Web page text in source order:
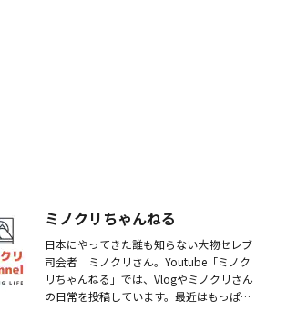
ミノクリちゃんねる
日本にやってきた誰も知らない大物セレブ
司会者 ミノクリさん。Youtube「ミノク
リちゃんねる」では、Vlogやミノクリさん
の日常を投稿しています。最近はもっぱら